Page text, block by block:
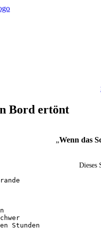
Bord ertönt
„Wenn das
Dieses
Stunden